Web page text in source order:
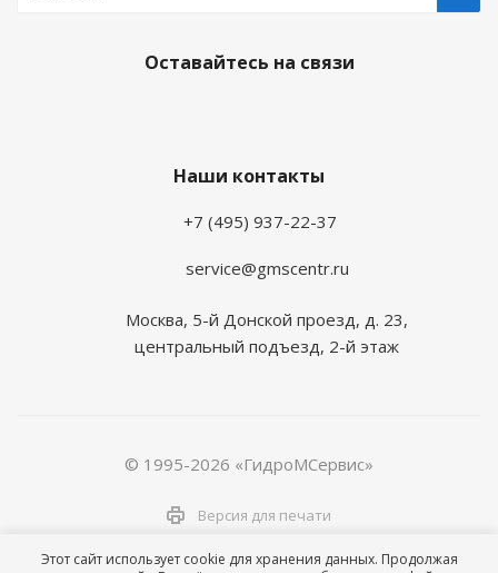
Оставайтесь на связи
Наши контакты
+7 (495) 937-22-37
service@gmscentr.ru
Москва, 5-й Донской проезд, д. 23,
центральный подъезд, 2-й этаж
© 1995-2026 «ГидроМСервис»
Версия для печати
Этот сайт использует cookie для хранения данных. Продолжая